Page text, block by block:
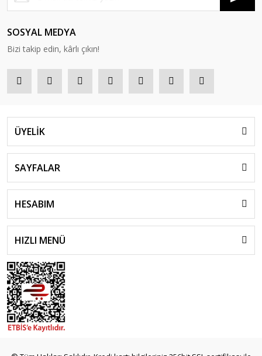
SOSYAL MEDYA
Bizi takip edin, kârlı çıkın!
ÜYELİK
SAYFALAR
HESABIM
HIZLI MENÜ